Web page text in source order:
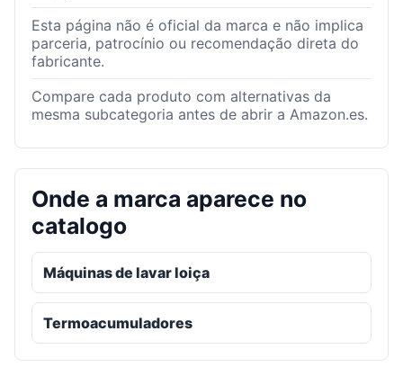
Esta página não é oficial da marca e não implica
parceria, patrocínio ou recomendação direta do
fabricante.
Compare cada produto com alternativas da
mesma subcategoria antes de abrir a Amazon.es.
Onde a marca aparece no
catalogo
Máquinas de lavar loiça
Termoacumuladores